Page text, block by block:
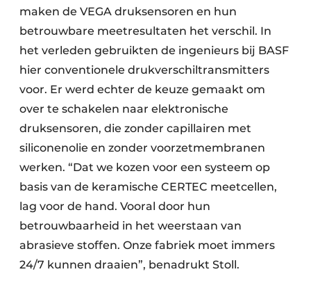
maken de VEGA druksensoren en hun
betrouwbare meetresultaten het verschil. In
het verleden gebruikten de ingenieurs bij BASF
hier conventionele drukverschiltransmitters
voor. Er werd echter de keuze gemaakt om
over te schakelen naar elektronische
druksensoren, die zonder capillairen met
siliconenolie en zonder voorzetmembranen
werken. “Dat we kozen voor een systeem op
basis van de keramische CERTEC meetcellen,
lag voor de hand. Vooral door hun
betrouwbaarheid in het weerstaan van
abrasieve stoffen. Onze fabriek moet immers
24/7 kunnen draaien”, benadrukt Stoll.